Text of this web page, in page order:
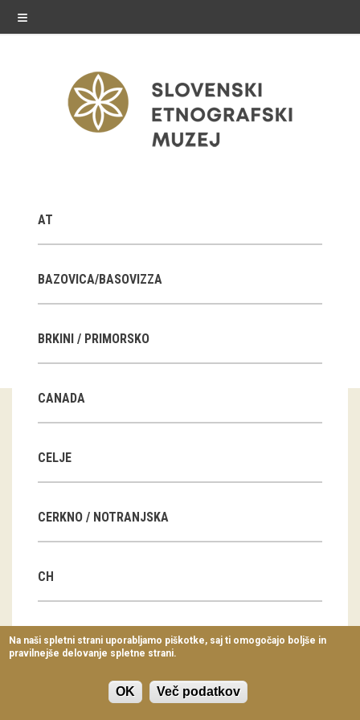
≡
Stalne razstave
Občasne razstave
E-razstave
Arhiv razstav
dogodki
Predavanja
Delavnice
Vodeni ogledi
AT
BAZOVICA/BASOVIZZA
BRKINI / PRIMORSKO
CANADA
CELJE
CERKNO / NOTRANJSKA
CH
CN
Na naši spletni strani uporabljamo piškotke, saj ti omogočajo boljše in
pravilnejše delovanje spletne strani.
OK Več podatkov